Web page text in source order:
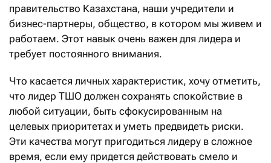
правительство Казахстана, наши учредители и
бизнес-партнеры, общество, в котором мы живем и
работаем. Этот навык очень важен для лидера и
требует постоянного внимания.
Что касается личных характеристик, хочу отметить,
что лидер ТШО должен сохранять спокойствие в
любой ситуации, быть сфокусированным на
целевых приоритетах и уметь предвидеть риски.
Эти качества могут пригодиться лидеру в сложное
время, если ему придется действовать смело и